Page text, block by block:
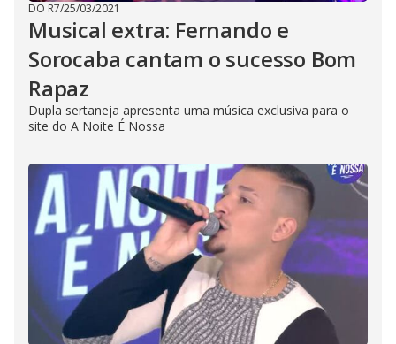
DO R7/25/03/2021
Musical extra: Fernando e
Sorocaba cantam o sucesso Bom
Rapaz
Dupla sertaneja apresenta uma música exclusiva para o
site do A Noite É Nossa